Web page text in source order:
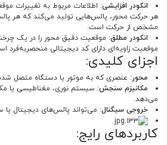
انکودر افزایشی: اطلاعات مربوط به تغییرات
هر حرکت محور، پالس‌هایی تولید می‌کند که هر
مشخص از حرکت است.
انکودر مطلق: موقعیت دقیق محور را در یک
موقعیت زاویه‌ای دارای کد دیجیتالی منحصربه‌فرد
اجزای کلیدی:
محور: عنصری که به موتور یا دستگاه متصل
مکانیزم سنجش: سیستم نوری، مغناطیسی یا
می‌دهد.
خروجی سیگنال: می‌تواند پالس‌های دیجیتال یا
کاربردهای رایج: